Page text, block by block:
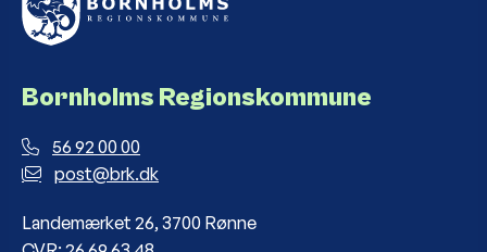
Bornholms Regionskommune
56 92 00 00
post@brk.dk
Landemærket 26, 3700 Rønne